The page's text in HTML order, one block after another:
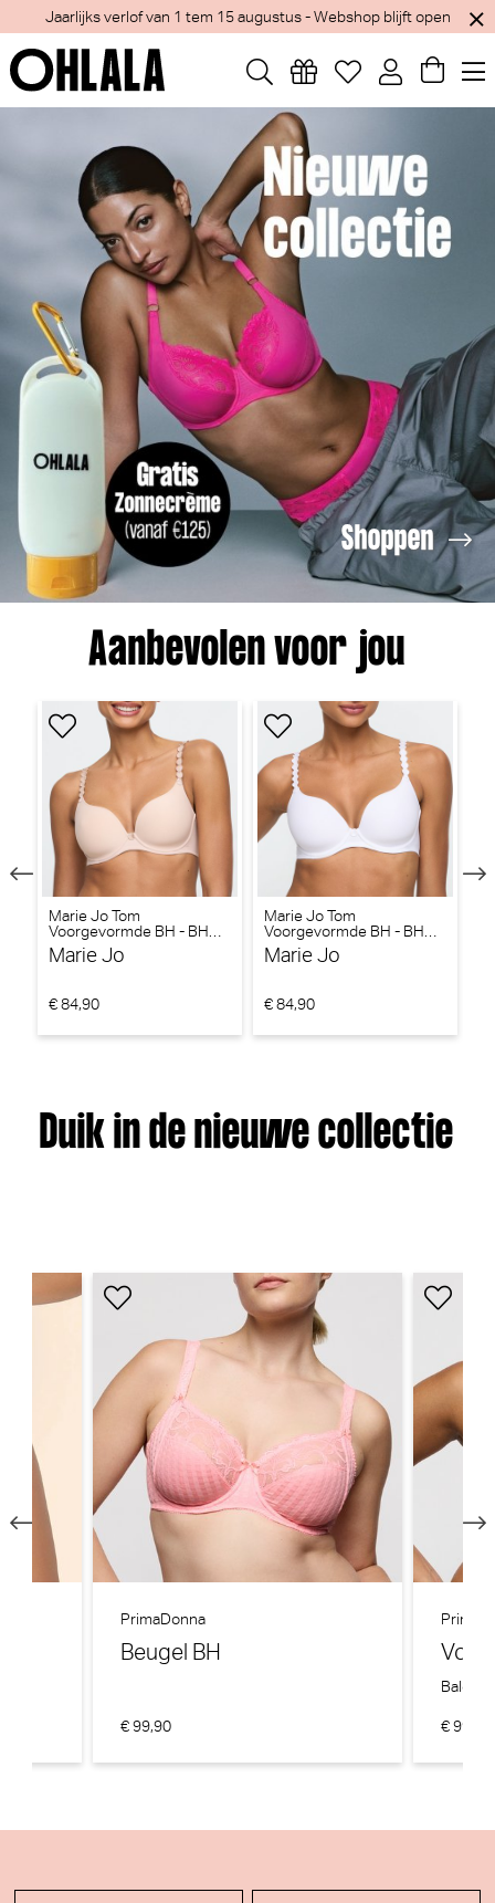
Jaarlijks verlof van 1 tem 15 augustus - Webshop blijft open
Shoppen
Aanbevolen voor jou
Marie Jo Tom
Voorgevormde BH - BH
Hartvorm (Caffe Latté)
Marie Jo
€ 84,90
Marie Jo Tom
Voorgevormde BH - BH
Hartvorm (Wit)
Marie Jo
€ 84,90
Duik in de nieuwe collectie
PrimaDonna
Beugel BH
€ 99,90 € 99,90